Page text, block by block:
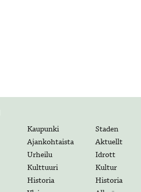
Kaupunki
Staden
Ajankohtaista
Aktuellt
Urheilu
Idrott
Kulttuuri
Kultur
Historia
Historia